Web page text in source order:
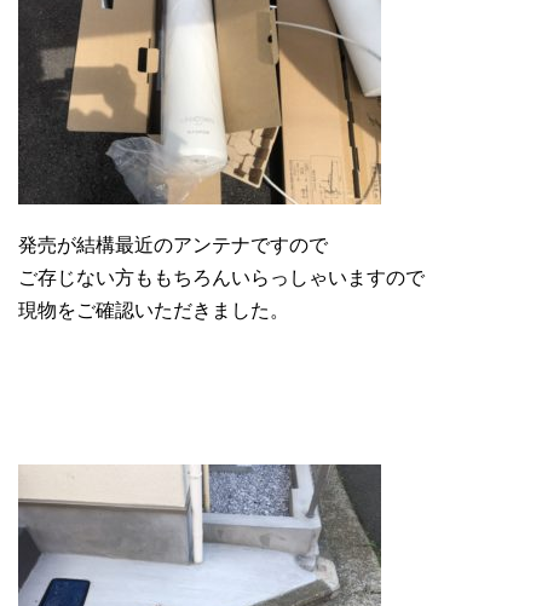
発売が結構最近のアンテナですので
ご存じない方ももちろんいらっしゃいますので
現物をご確認いただきました。